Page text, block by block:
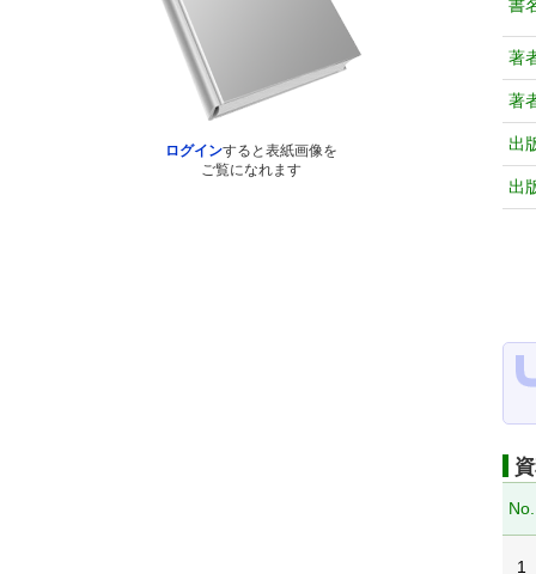
ログインすると表紙画像を
ご覧になれます
書
著
著
出
出
No.
1